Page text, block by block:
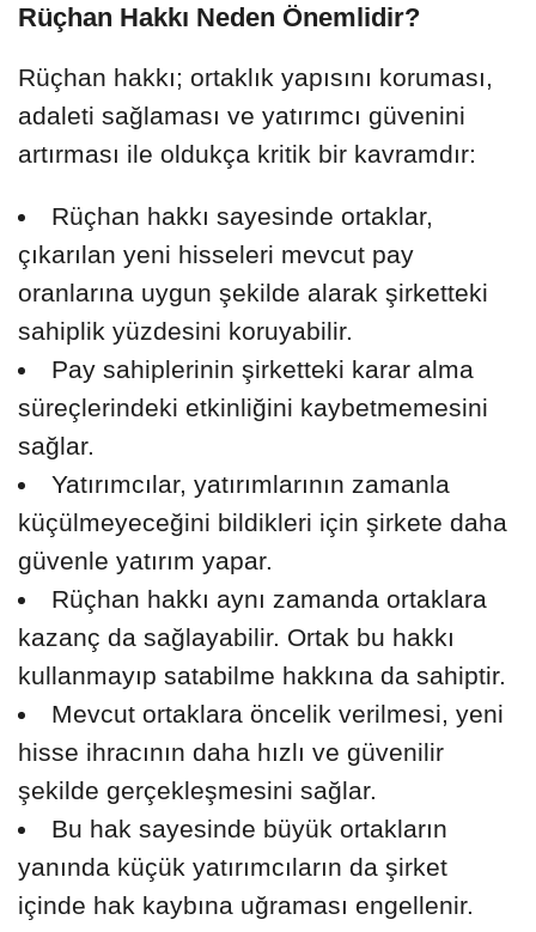
Rüçhan Hakkı Neden Önemlidir?
Rüçhan hakkı; ortaklık yapısını koruması,
adaleti sağlaması ve yatırımcı güvenini
artırması ile oldukça kritik bir kavramdır:
Rüçhan hakkı sayesinde ortaklar,
çıkarılan yeni hisseleri mevcut pay
oranlarına uygun şekilde alarak şirketteki
sahiplik yüzdesini koruyabilir.
Pay sahiplerinin şirketteki karar alma
süreçlerindeki etkinliğini kaybetmemesini
sağlar.
Yatırımcılar, yatırımlarının zamanla
küçülmeyeceğini bildikleri için şirkete daha
güvenle yatırım yapar.
Rüçhan hakkı aynı zamanda ortaklara
kazanç da sağlayabilir. Ortak bu hakkı
kullanmayıp satabilme hakkına da sahiptir.
Mevcut ortaklara öncelik verilmesi, yeni
hisse ihracının daha hızlı ve güvenilir
şekilde gerçekleşmesini sağlar.
Bu hak sayesinde büyük ortakların
yanında küçük yatırımcıların da şirket
içinde hak kaybına uğraması engellenir.